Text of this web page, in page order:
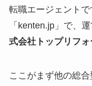
転職エージェント
「kenten.jp」で、
式会社トップリフォ
ここがまず他の総